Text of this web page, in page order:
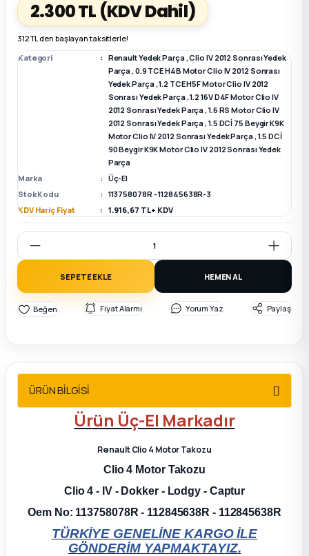
Parça
Parça
Parça
Sedan
Parça
2.300 TL (KDV Dahil)
312 TL den başlayan taksitlerle!
Kategori
Renault Yedek Parça,Clio IV 2012 Sonrası Yedek
Parça,0.9 TCE H4B Motor Clio IV 2012 Sonrası
Yedek Parça,1.2 TCE H5F Motor Clio IV 2012
Sonrası Yedek Parça,1.2 16V D4F Motor Clio IV
2012 Sonrası Yedek Parça,1.6 RS Motor Clio IV
2012 Sonrası Yedek Parça,1.5 DCİ 75 Beygir K9K
Motor Clio IV 2012 Sonrası Yedek Parça,1.5 DCİ
90 Beygir K9K Motor Clio IV 2012 Sonrası Yedek
Parça
Marka
Üç-El
Stok Kodu
113758078R - 112845638R-3
KDV Hariç Fiyat
1.916,67 TL + KDV
SEPETE EKLE HEMEN AL
Fiyat Alarmı Yorum Yaz Paylaş
ÜRÜN BİLGİSİ
Ürün Üç-El Markadır
Renault Clio 4 Motor Takozu
Clio 4 Motor Takozu
Clio 4 - IV - Dokker - Lodgy - Captur
Oem No: 113758078R - 112845638R - 112845638R
TÜRKİYE GENELİNE KARGO İLE
GÖNDERİM YAPMAKTAYIZ.